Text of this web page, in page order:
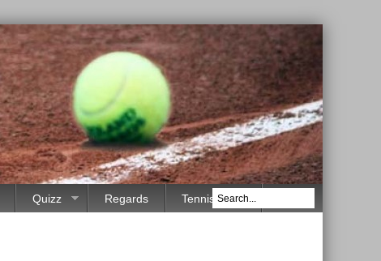
Quizz Regards Tennis Race